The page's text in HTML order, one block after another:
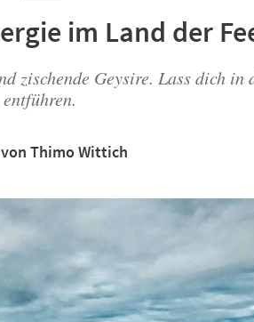
im Land der
Geysire. Lass dich in
entführen.
von Thimo Wittich